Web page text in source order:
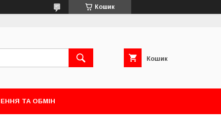
Кошик
Кошик
ТА ОБМІН